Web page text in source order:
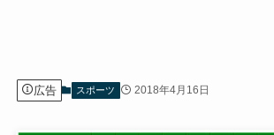
広告 スポーツ 2018年4月16日